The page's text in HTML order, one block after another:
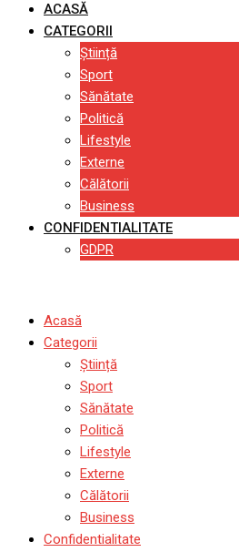
ACASĂ
CATEGORII
Știință
Sport
Sănătate
Politică
Lifestyle
Externe
Călătorii
Business
CONFIDENTIALITATE
GDPR
Acasă
Categorii
Știință
Sport
Sănătate
Politică
Lifestyle
Externe
Călătorii
Business
Confidentialitate